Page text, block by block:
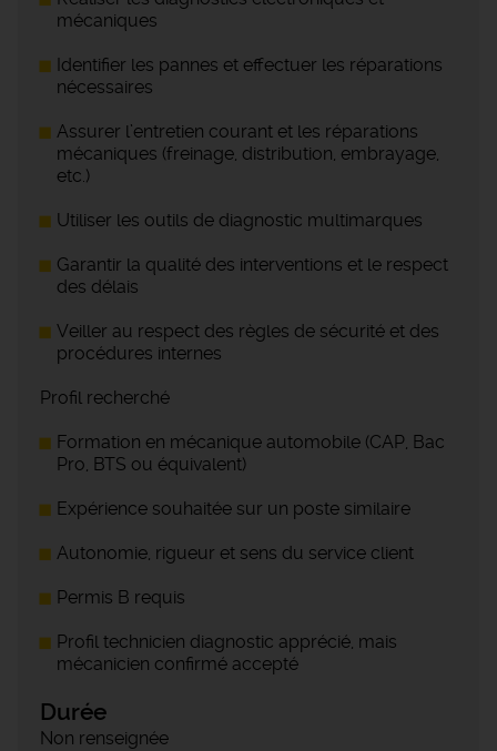
mécaniques
Identifier les pannes et effectuer les réparations
nécessaires
Assurer l’entretien courant et les réparations
mécaniques (freinage, distribution, embrayage,
etc.)
Utiliser les outils de diagnostic multimarques
Garantir la qualité des interventions et le respect
des délais
Veiller au respect des règles de sécurité et des
procédures internes
Profil recherché
Formation en mécanique automobile (CAP, Bac
Pro, BTS ou équivalent)
Expérience souhaitée sur un poste similaire
Autonomie, rigueur et sens du service client
Permis B requis
Profil technicien diagnostic apprécié, mais
mécanicien confirmé accepté
Durée
Non renseignée